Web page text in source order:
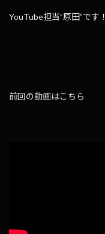
YouTube担当”原田”です！
前回の動画はこちら